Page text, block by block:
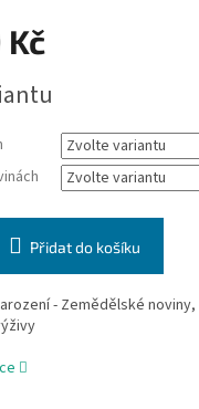
Přidat do košíku
- Zemědělské